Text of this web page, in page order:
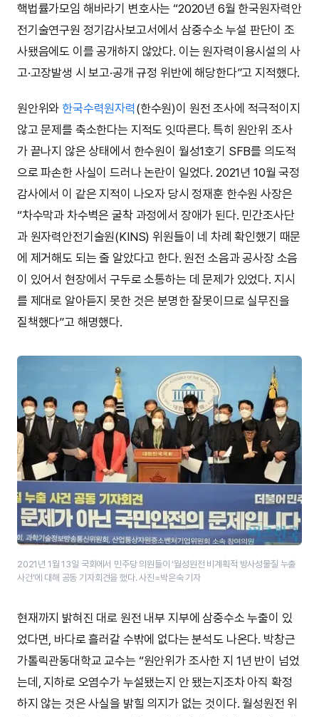
핵법률가모임 해바라기 변호사는 “2020년 6월 한국원자력안
전기술연구원 정기감사보고서에서 삼중수소 누설 판단이 조
사됐음에도 이를 공개하지 않았다. 이는 원자력이용시설의 사
고·고장발생 시 보고·공개 규정 위반에 해당한다”고 지적했다.
원안위와 한국수력원자력(한수원)이 원전 조사에 적극적이지
않고 문제를 축소한다는 지적도 잇따른다. 특히 원안위 조사
가 끝나지 않은 상태에서 한수원이 월성1호기 SFB를 의도적
으로 파손한 사실이 드러나 논란이 일었다. 2021년 10월 국정
감사에서 이 같은 지적이 나오자 당시 정재훈 한수원 사장은
“차수막과 차수벽은 굴착 과정에서 장애가 된다. 민간조사단
과 원자력안전기술원(KINS) 위원들이 네 차례 확인했기 때문
에 제거해도 되는 줄 알았다고 한다. 원전 소음과 공사장 소음
이 있어서 현장에서 구두로 소통하는 데 문제가 있었다. 지시
를 제대로 알아듣지 못한 것은 분명한 잘못이므로 실무진을
질책했다”고 해명했다.
2021년 1월 13일 국회에서 민주당 의원들이 ‘월성원전 비계획적 방사성물질 누출
사건’에 대해 공동 기자회견을 했다. 사진=박은숙 기자
현재까지 밝혀진 대로 원전 내부 지부에 삼중수소 누출이 있
었다면, 바다로 흘러갈 수밖에 없다는 분석도 나온다. 박창근
가톨릭관동대학교 교수는 “원안위가 조사한 지 1년 반이 넘었
는데, 지하로 오염수가 누설됐는지 안 됐는지조차 아직 확정
하지 않는 것은 사실을 밝힐 의지가 없는 것이다. 월성원전 위